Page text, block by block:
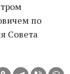
по
Совета